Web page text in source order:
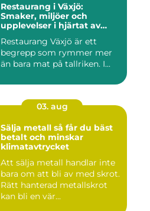
Restaurang i Växjö:
Smaker, miljöer och
upplevelser i hjärtat av
Restaurang Växjö är ett
begrepp som rymmer mer
än bara mat på tallriken. I...
03. aug
Sälja metall så får du bäst
betalt och minskar
klimatavtrycket
Att sälja metall handlar inte
bara om att bli av med skrot.
Rätt hanterad metallskrot
kan bli en vär...